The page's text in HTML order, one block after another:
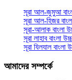
সূরা আল-জুমুআ
সূরা আল-হিজর
সূরা-আলাক বাংলা
সূরা লাহাব‌‌‌ বাংলা
সূরা যিলযাল
আমাদের সম্পর্কে